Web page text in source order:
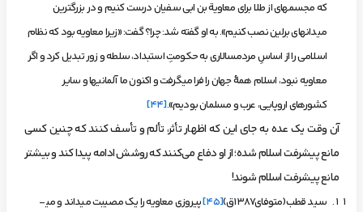
که مجسمه­ای از طلا برای معاویة بن ابی سفیان درست کنیم و در بزرگترین
میدان­های برلین نصب کنیم». به او گفته شد: چرا؟ گفت: «زیرا معاویه بود که نظام
اسلامی را از اساسِ مردم­سالاری به حکومتِ استبداد، سلطه و زور تبدیل کرد و اگر
معاویه نبود، اسلام همۀ جهان را فرا می­گرفت و اکنون ما آلمانی­ها و سایر
کشورهای اروپایی، عرب و مسلمان بودیم».[44]
آن وقت یک عده به جای این که اظهار تأثر، تألم و تأسف کنند که چنین کسی
مانع پیشرفت اسلام شده؛ از او دفاع می‌کنند که روشش ادامه پیدا کند و بیشتر
مانع پیشرفت اسلام شوند!
سید قطب(متوفای1387ق) [45]
پیروزی معاویه را یک مصیبت می­داند و می­